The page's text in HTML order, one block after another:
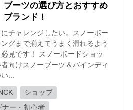
ブーツの選び方とおすすめ
ブランド！
チャレンジしたい。スノーボー
グまで揃えてうまく滑れるよう
見です！ スノーボードショッ
向けスノーブーツ＆バインディ
...
ショップ
ナー・初心者